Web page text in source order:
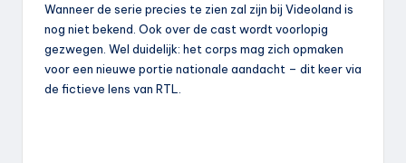
Wanneer de serie precies te zien zal zijn bij Videoland is
nog niet bekend. Ook over de cast wordt voorlopig
gezwegen. Wel duidelijk: het corps mag zich opmaken
voor een nieuwe portie nationale aandacht – dit keer via
de fictieve lens van RTL.